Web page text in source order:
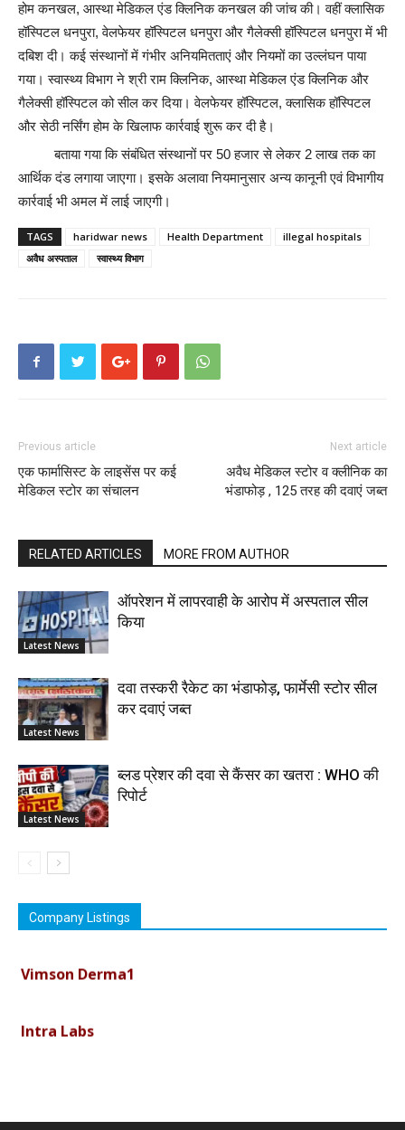
होम कनखल, आस्था मेडिकल एंड क्लिनिक कनखल की जांच की। वहीं क्लासिक
हॉस्पिटल धनपुरा, वेलफेयर हॉस्पिटल धनपुरा और गैलेक्सी हॉस्पिटल धनपुरा में भी
दबिश दी। कई संस्थानों में गंभीर अनियमितताएं और नियमों का उल्लंघन पाया
गया। स्वास्थ्य विभाग ने श्री राम क्लिनिक, आस्था मेडिकल एंड क्लिनिक और
गैलेक्सी हॉस्पिटल को सील कर दिया। वेलफेयर हॉस्पिटल, क्लासिक हॉस्पिटल
और सेठी नर्सिंग होम के खिलाफ कार्रवाई शुरू कर दी है।
बताया गया कि संबंधित संस्थानों पर 50 हजार से लेकर 2 लाख तक का
आर्थिक दंड लगाया जाएगा। इसके अलावा नियमानुसार अन्य कानूनी एवं विभागीय
कार्रवाई भी अमल में लाई जाएगी।
TAGS haridwar news Health Department
illegal hospitals
अवैध अस्पताल
स्वास्थ्य विभाग
Previous article
एक फार्मासिस्ट के लाइसेंस पर कई
मेडिकल स्टोर का संचालन
Next article
अवैध मेडिकल स्टोर व क्लीनिक का
भंडाफोड़ , 125 तरह की दवाएं जब्त
RELATED ARTICLES MORE FROM AUTHOR
Latest News
ऑपरेशन में लापरवाही के आरोप में अस्पताल सील
किया
Latest News
दवा तस्करी रैकेट का भंडाफोड़, फार्मेसी स्टोर सील
कर दवाएं जब्त
Latest News
ब्लड प्रेशर की दवा से कैंसर का खतरा : WHO की
रिपोर्ट
Company Listings
Vimson Derma1
Intra Labs